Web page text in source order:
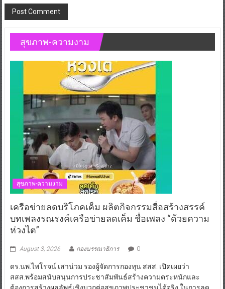
สุขภาพ-ความงาม
สุขภาพ-ความงาม
เครือข่ายลดบริโภคเค็ม ผลิตกิจกรรมสื่อสร้างสรรค์
บทเพลงรณรงค์เครือข่ายลดเค็ม ชื่อเพลง “ด้วยความ
ห่วงไต”
August 3, 2026 กองบรรณาธิการ 0
ดร.นพ.ไพโรจน์ เสาน่วม รองผู้จัดการกองทุน สสส. เปิดเผยว่า
สสส.พร้อมสนับสนุนการประชาสัมพันธ์สร้างความตระหนักและ
ต้องการสร้างผลลัพธ์เชิงบวกต่อสุขภาพประชาชนได้จริง ในการลด